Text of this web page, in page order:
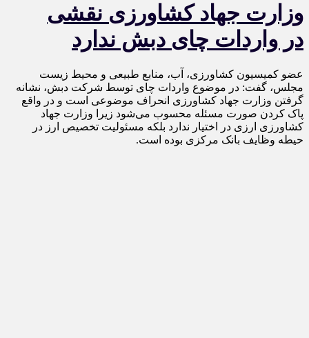
وزارت جهاد کشاورزی نقشی
در واردات چای دبش ندارد
عضو کمیسیون کشاورزی، آب، منابع طبیعی و محیط زیست
مجلس، گفت: در موضوع واردات چای توسط شرکت دبش، نشانه
گرفتن وزارت جهاد کشاورزی انحراف موضوعی است و در واقع
پاک کردن صورت مسئله محسوب می‌شود زیرا وزارت جهاد
کشاورزی ارزی در اختیار ندارد بلکه مسئولیت تخصیص ارز در
حیطه وظایف بانک مرکزی بوده است.